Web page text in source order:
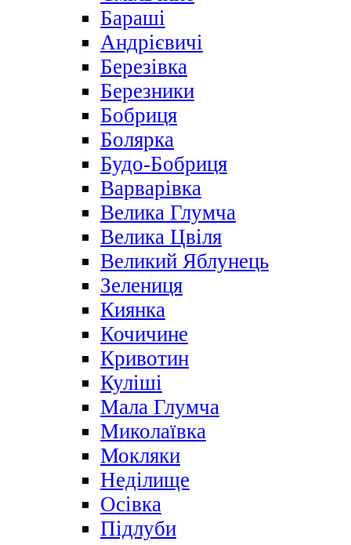
Бараші
Андрієвичі
Березівка
Березники
Бобриця
Болярка
Будо-Бобриця
Варварівка
Велика Глумча
Велика Цвіля
Великий Яблунець
Зелениця
Киянка
Кочичине
Кривотин
Куліші
Мала Глумча
Миколаївка
Мокляки
Неділище
Осівка
Підлуби